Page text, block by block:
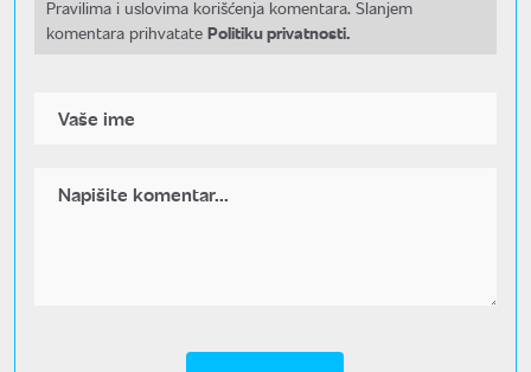
Pravilima i uslovima korišćenja komentara. Slanjem
komentara prihvatate Politiku privatnosti.